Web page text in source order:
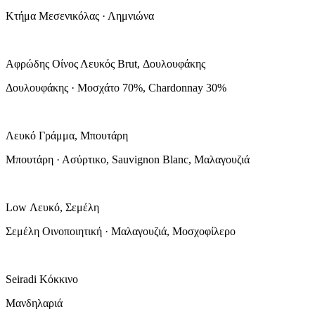
Κτήμα Μεσενικόλας · Λημνιώνα
Αφρώδης Οίνος Λευκός Brut, Δουλουφάκης
Δουλουφάκης · Μοσχάτο 70%, Chardonnay 30%
Λευκό Γράμμα, Μπουτάρη
Μπουτάρη · Ασύρτικο, Sauvignon Blanc, Μαλαγουζιά
Low Λευκό, Σεμέλη
Σεμέλη Οινοποιητική · Μαλαγουζιά, Μοσχοφίλερο
Seiradi Κόκκινο
Μανδηλαριά